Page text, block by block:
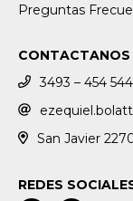
Preguntas
CONTACTANOS
3493 – 454
San Javier
REDES